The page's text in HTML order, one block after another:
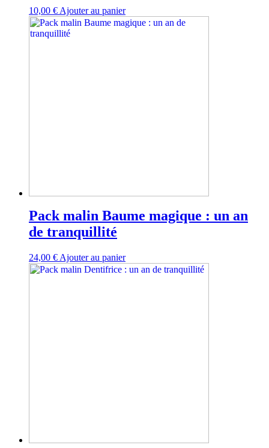
10,00 € Ajouter au panier
Pack malin Baume magique : un an
de tranquillité
24,00 € Ajouter au panier